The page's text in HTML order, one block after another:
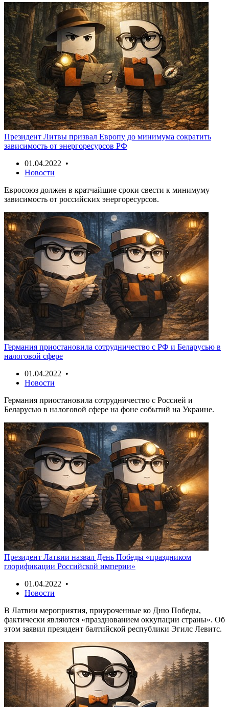
Президент Литвы призвал Европу до минимума сократить
зависимость от энергоресурсов РФ
01.04.2022 •
Новости
Евросоюз должен в кратчайшие сроки свести к минимуму
зависимость от российских энергоресурсов.
Германия приостановила сотрудничество с РФ и Беларусью в
налоговой сфере
01.04.2022 •
Новости
Германия приостановила сотрудничество с Россией и
Беларусью в налоговой сфере на фоне событий на Украине.
Президент Латвии назвал День Победы «праздником
глорификации Российской империи»
01.04.2022 •
Новости
В Латвии мероприятия, приуроченные ко Дню Победы,
фактически являются «празднованием оккупации страны». Об
этом заявил президент балтийской республики Эгилс Левитс.